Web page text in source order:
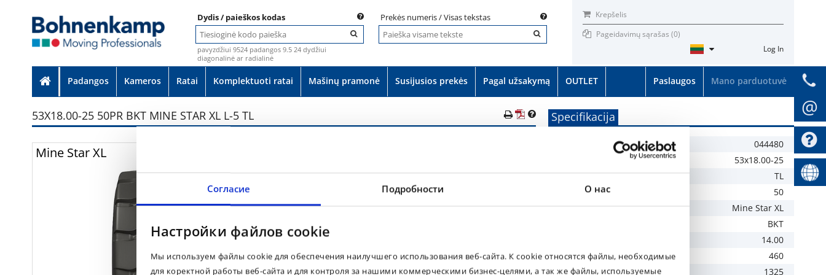
Согласие Подробности О нас
Настройки файлов cookie
Мы используем файлы cookie для обеспечения наилучшего использования веб-сайта. К cookie относятся файлы, необходимые
для коректной работы веб-сайта и для контроля за нашими коммерческими бизнес-целями, а так же файлы, используемые
Prekės numeris / Visas tekstas
Dydis / paieškos kodas
pavyzdžiui 9524 padangos 9.5 24 dydžiui
diagonalinė ar radialinė
Krepšelis
Pageidavimų sąrašas (0)
Log In
Padangos Kameros Ratai Komplektuoti ratai Mašinų pramonė Susijusios prekės Pagal užsakymą OUTLET Mano parduotuvė
Paslaugos
53X18.00-25 50PR BKT MINE STAR XL L-5 TL
Mine Star XL
Pneumatinė padanga 53X18.00-25 50PR BKT MINE STAR XL L-5 TL
Pagal paklausimą
Specifikacija
044480
53x18.00-25
TL / TT
TL
50
Protektorius
Mine Star XL
BKT
14.00
Plotis, mm
460
Skersmuo, mm
1325
@